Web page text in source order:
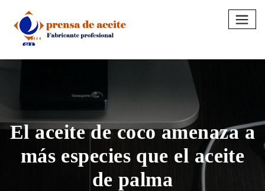
content
El aceite de coco amenaza a
más especies que el aceite
de palma